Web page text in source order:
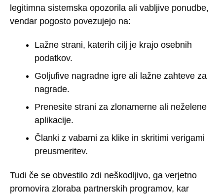
legitimna sistemska opozorila ali vabljive ponudbe,
vendar pogosto povezujejo na:
Lažne strani, katerih cilj je krajo osebnih
podatkov.
Goljufive nagradne igre ali lažne zahteve za
nagrade.
Prenesite strani za zlonamerne ali neželene
aplikacije.
Članki z vabami za klike in skritimi verigami
preusmeritev.
Tudi če se obvestilo zdi neškodljivo, ga verjetno
promovira zloraba partnerskih programov, kar